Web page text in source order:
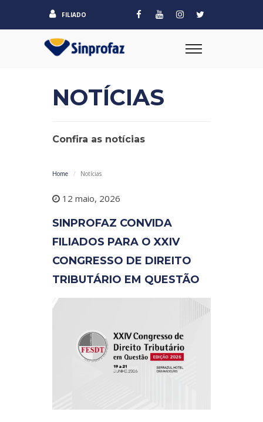
FILIADO
NOTÍCIAS
Confira as notícias
Home Notícias
12 maio, 2026
SINPROFAZ CONVIDA
FILIADOS PARA O XXIV
CONGRESSO DE DIREITO
TRIBUTÁRIO EM QUESTÃO